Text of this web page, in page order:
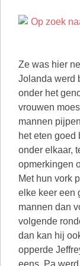
Ze was hier
Jolanda werd
onder het
vrouwen
mannen
het eten goed
onder elkaar,
opmerkingen
Met hun vork
elke keer een
mannen dan
volgende
dan kan hij
opperde
eens. Pa